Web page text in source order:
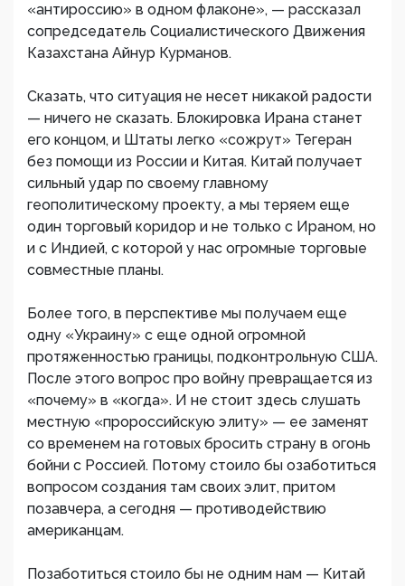
«антироссию» в одном флаконе», — рассказал
сопредседатель Социалистического Движения
Казахстана Айнур Курманов.
Сказать, что ситуация не несет никакой радости
— ничего не сказать. Блокировка Ирана станет
его концом, и Штаты легко «сожрут» Тегеран
без помощи из России и Китая. Китай получает
сильный удар по своему главному
геополитическому проекту, а мы теряем еще
один торговый коридор и не только с Ираном, но
и с Индией, с которой у нас огромные торговые
совместные планы.
Более того, в перспективе мы получаем еще
одну «Украину» с еще одной огромной
протяженностью границы, подконтрольную США.
После этого вопрос про войну превращается из
«почему» в «когда». И не стоит здесь слушать
местную «пророссийскую элиту» — ее заменят
со временем на готовых бросить страну в огонь
бойни с Россией. Потому стоило бы озаботиться
вопросом создания там своих элит, притом
позавчера, а сегодня — противодействию
американцам.
Позаботиться стоило бы не одним нам — Китай